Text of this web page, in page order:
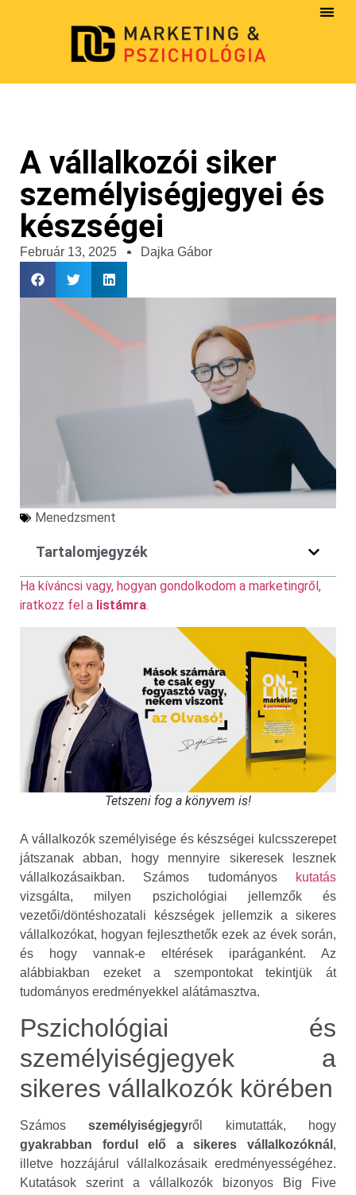
A vállalkozói siker
személyiségjegyei és
készségei
Február 13, 2025 Dajka Gábor
Menedzsment
Tartalomjegyzék
Ha kíváncsi vagy, hogyan gondolkodom a marketingről,
iratkozz fel a listámra.
Tetszeni fog a könyvem is!
A vállalkozók személyisége és készségei kulcsszerepet
játszanak abban, hogy mennyire sikeresek lesznek
vállalkozásaikban. Számos tudományos
kutatás
vizsgálta, milyen pszichológiai jellemzők és
vezetői/döntéshozatali készségek jellemzik a sikeres
vállalkozókat, hogyan fejleszthetők ezek az évek során,
és hogy vannak-e eltérések iparáganként. Az
alábbiakban ezeket a szempontokat tekintjük át
tudományos eredményekkel alátámasztva.
Pszichológiai és
személyiségjegyek a
sikeres vállalkozók körében
Számosszemélyiségjegyről kimutatták, hogy
gyakrabban fordul elő a sikeres vállalkozóknál ,
illetve hozzájárul vállalkozásaik eredményességéhez.
Kutatások szerint a vállalkozók bizonyos Big Five